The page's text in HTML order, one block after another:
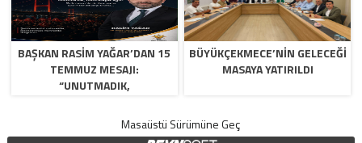
BAŞKAN RASIM YAĞAR’DAN 15
TEMMUZ MESAJI:
“UNUTMADIK,
BÜYÜKÇEKMECE’NİN GELECEĞİ
MASAYA YATIRILDI
Masaüstü Sürümüne Geç